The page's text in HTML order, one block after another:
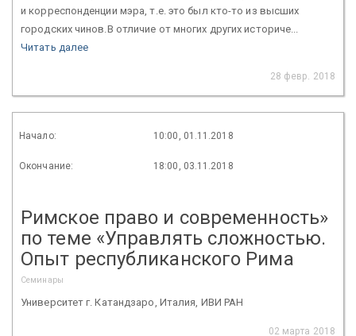
и корреспонденции мэра, т.е. это был кто-то из высших
городских чинов.В отличие от многих других историче...
Читать далее
28 февр. 2018
Начало: 10:00, 01.11.2018
Окончание: 18:00, 03.11.2018
Римское право и современность»
по теме «Управлять сложностью.
Опыт республиканского Рима
Семинары
Университет г. Катандзаро, Италия, ИВИ РАН
02 марта 2018